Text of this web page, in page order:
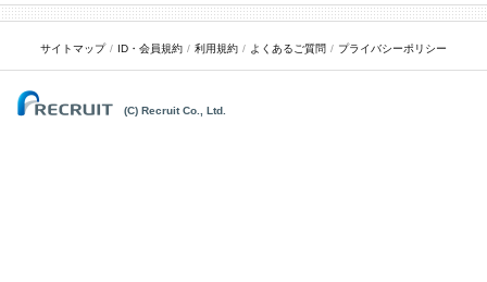
サイトマップ ID・会員規約 利用規約 よくあるご質問 プライバシーポリシー
(C) Recruit Co., Ltd.